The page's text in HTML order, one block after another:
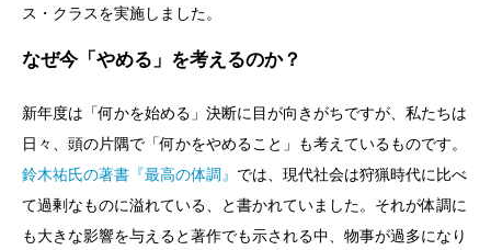
ス・クラスを実施しました。
なぜ今「やめる」を考えるのか？
新年度は「何かを始める」決断に目が向きがちですが、私たちは
日々、頭の片隅で「何かをやめること」も考えているものです。
鈴木祐氏の著書『最高の体調』 では、現代社会は狩猟時代に比べ
て過剰なものに溢れている、と書かれていました。それが体調に
も大きな影響を与えると著作でも示される中、物事が過多になり